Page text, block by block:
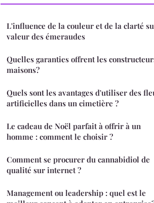
L'influence de la couleur et de la clarté
valeur des émeraudes
Quelles garanties offrent les
maisons?
Quels sont les avantages d'utiliser des
artificielles dans un cimetière ?
Le cadeau de Noël parfait à offrir à un
homme : comment le choisir ?
Comment se procurer du cannabidiol de
qualité sur internet ?
Management ou leadership : quel est le